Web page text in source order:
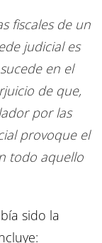
fiscales de un
judicial es
en el
de que,
por las
provoque el
todo aquello
sido la